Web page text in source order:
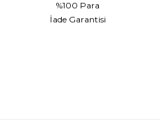
%100 Para
İade Garantisi